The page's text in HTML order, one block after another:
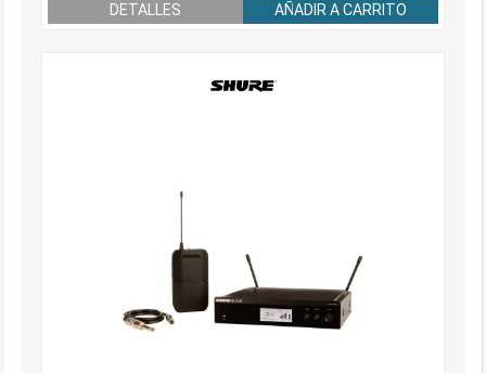
DETALLES AÑADIR A CARRITO